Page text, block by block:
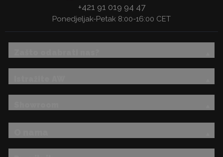
+421 91 019 94 47
Ponedjeljak-Petak 8:00-16:00 CET